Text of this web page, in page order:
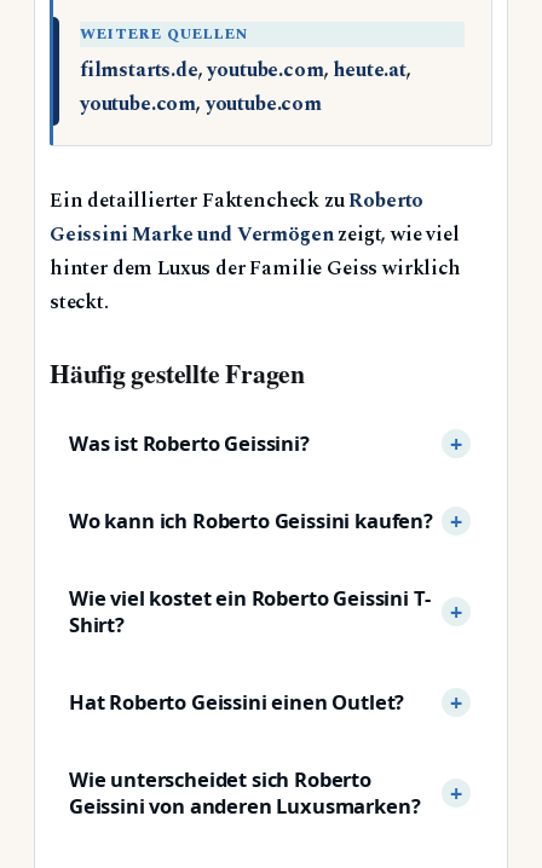
WEITERE QUELLEN
filmstarts.de,youtube.com, heute.at,
youtube.com,youtube.com
Ein detaillierter Faktencheck zuRoberto
Geissini Marke und Vermögenzeigt, wie viel
hinter dem Luxus der Familie Geiss wirklich
steckt.
Häufig gestellte Fragen
Was ist Roberto Geissini?
Wo kann ich Roberto Geissini kaufen?
Wie viel kostet ein Roberto Geissini T-
Shirt?
Hat Roberto Geissini einen Outlet?
Wie unterscheidet sich Roberto
Geissini von anderen Luxusmarken?